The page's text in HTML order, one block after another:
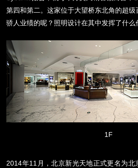
第四和第二。这家位于大望桥东北角的超
骄人业绩的呢？照明设计在其中发挥了什么
1F
2014年11月，北京新光天地正式更名为北